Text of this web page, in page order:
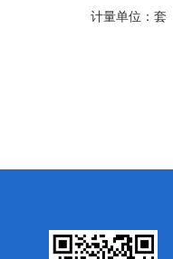
计量单位： 套